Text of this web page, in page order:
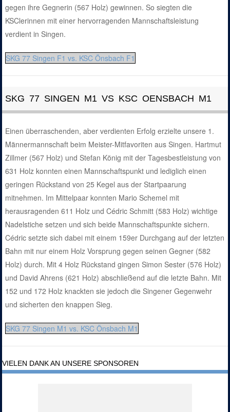
gegen ihre Gegnerin (567 Holz) gewinnen. So siegten die
KSClerinnen mit einer hervorragenden Mannschaftsleistung
verdient in Singen.
SKG 77 Singen F1 vs. KSC Önsbach F1
SKG 77 SINGEN M1 VS KSC OENSBACH M1
Einen überraschenden, aber verdienten Erfolg erzielte unsere 1.
Männermannschaft beim Meister-Mitfavoriten aus Singen. Hartmut
Zillmer (567 Holz) und Stefan König mit der Tagesbestleistung von
631 Holz konnten einen Mannschaftspunkt und lediglich einen
geringen Rückstand von 25 Kegel aus der Startpaarung
mitnehmen. Im Mittelpaar konnten Mario Schemel mit
herausragenden 611 Holz und Cédric Schmitt (583 Holz) wichtige
Nadelstiche setzen und sich beide Mannschaftspunkte sichern.
Cédric setzte sich dabei mit einem 159er Durchgang auf der letzten
Bahn mit nur einem Holz Vorsprung gegen seinen Gegner (582
Holz) durch. Mit 4 Holz Rückstand gingen Simon Sester (576 Holz)
und David Ahrens (621 Holz) abschließend auf die letzte Bahn. Mit
152 und 172 Holz knackten sie jedoch die Singener Gegenwehr
und sicherten den knappen Sieg.
SKG 77 Singen M1 vs. KSC Önsbach M1
VIELEN DANK AN UNSERE SPONSOREN